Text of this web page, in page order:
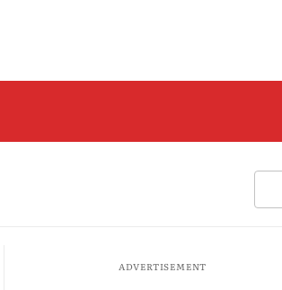
ADVERTISEMENT